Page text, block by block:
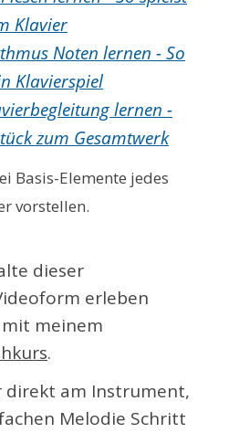
Klavier
Noten lernen - So
Klavierspiel
lernen -
zum Gesamtwerk
Basis-Elemente jedes
vorstellen.
dieser
erleben
meinem
.
direkt am Instrument,
Melodie Schritt